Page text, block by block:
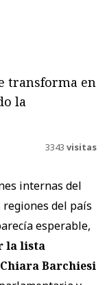
transforma en
la
3343 visitas
internas del
del país
esperable,
la lista
Barchiesi